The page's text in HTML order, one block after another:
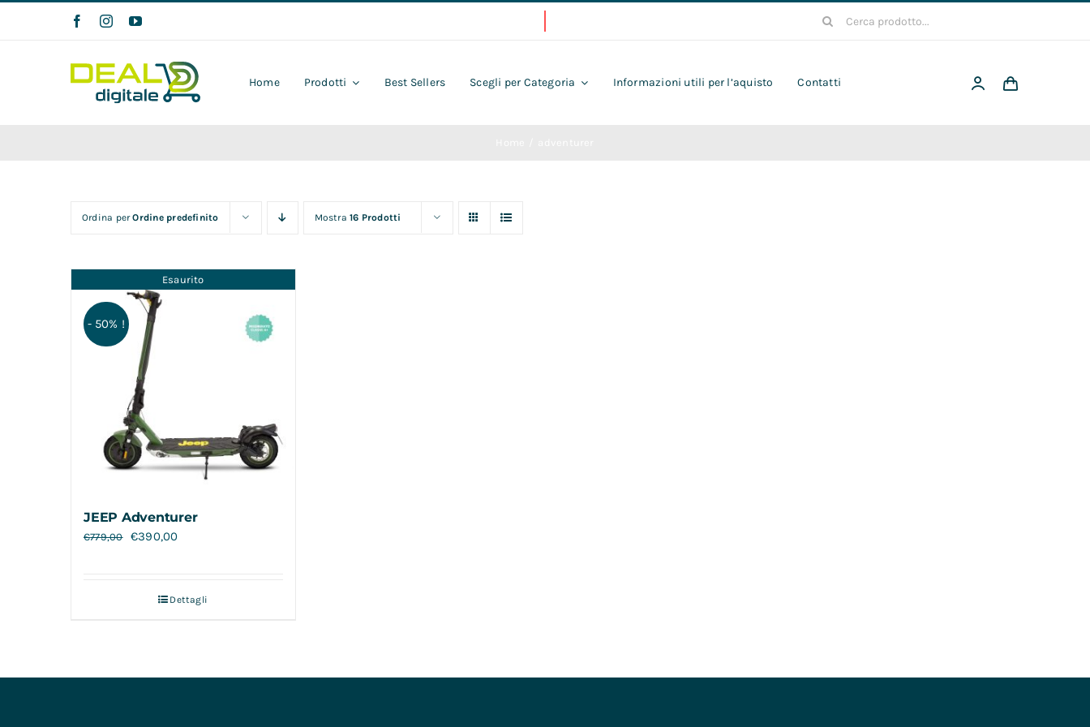
Cerca
Home Prodotti Best Sellers Scegli per Categoria Informazioni utili per l’aquisto Contatti
Ordina perOrdine predefinito Mostra16 Prodotti
Esaurito
- 50% !
JEEP Adventurer
€779,00 €390,00
Dettagli